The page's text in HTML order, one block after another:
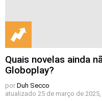
Quais novelas ainda
Globoplay?
por Duh Secco
atualizado 25 de março de 2025,